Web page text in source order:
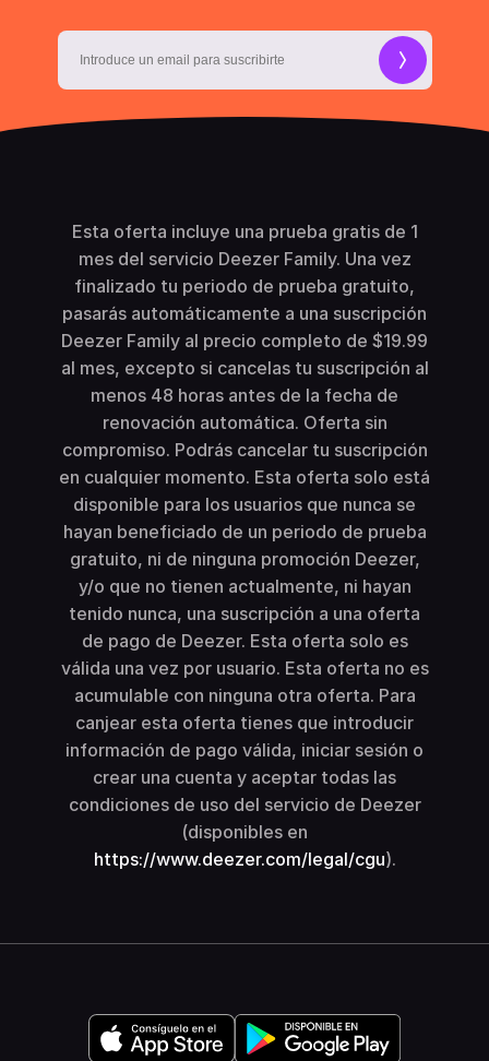
Esta oferta incluye una prueba gratis de 1
mes del servicio Deezer Family. Una vez
finalizado tu periodo de prueba gratuito,
pasarás automáticamente a una suscripción
Deezer Family al precio completo de $19.99
al mes, excepto si cancelas tu suscripción al
menos 48 horas antes de la fecha de
renovación automática. Oferta sin
compromiso. Podrás cancelar tu suscripción
en cualquier momento. Esta oferta solo está
disponible para los usuarios que nunca se
hayan beneficiado de un periodo de prueba
gratuito, ni de ninguna promoción Deezer,
y/o que no tienen actualmente, ni hayan
tenido nunca, una suscripción a una oferta
de pago de Deezer. Esta oferta solo es
válida una vez por usuario. Esta oferta no es
acumulable con ninguna otra oferta. Para
canjear esta oferta tienes que introducir
información de pago válida, iniciar sesión o
crear una cuenta y aceptar todas las
condiciones de uso del servicio de Deezer
(disponibles en
https://www.deezer.com/legal/cgu).